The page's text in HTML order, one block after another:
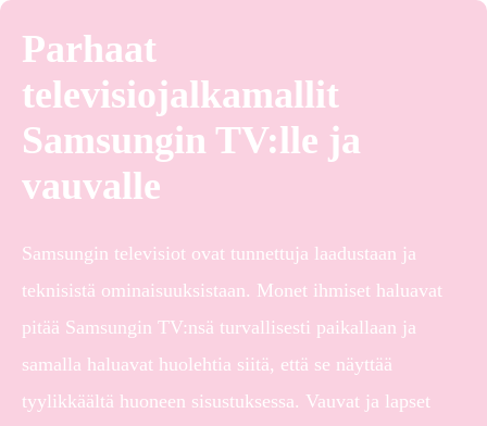
Parhaat
televisiojalkamallit
Samsungin TV:lle ja
vauvalle
Samsungin televisiot ovat tunnettuja laadustaan ja
teknisistä ominaisuuksistaan. Monet ihmiset haluavat
pitää Samsungin TV:nsä turvallisesti paikallaan ja
samalla haluavat huolehtia siitä, että se näyttää
tyylikkäältä huoneen sisustuksessa. Vauvat ja lapset